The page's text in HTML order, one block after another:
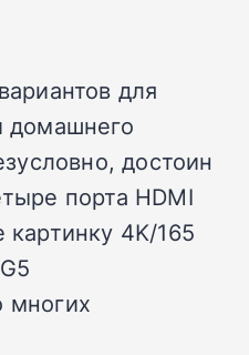
для
домашнего
достоин
порта HDMI
4K/165
многих